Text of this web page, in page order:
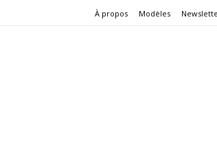
À propos Modèles